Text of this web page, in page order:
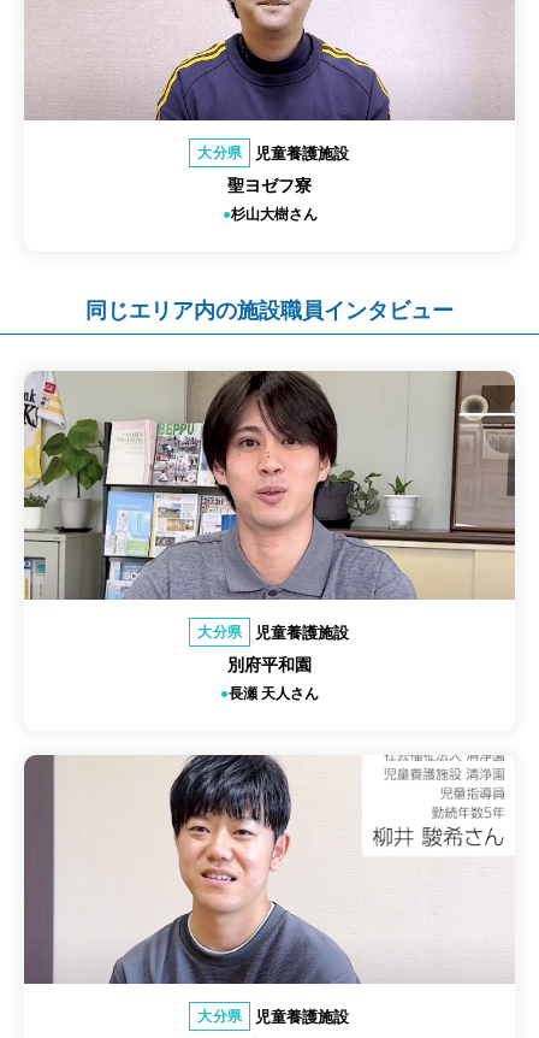
大分県 児童養護施設
聖ヨゼフ寮
杉山大樹さん
同じエリア内の施設職員インタビュー
大分県 児童養護施設
別府平和園
長瀬 天人さん
大分県 児童養護施設